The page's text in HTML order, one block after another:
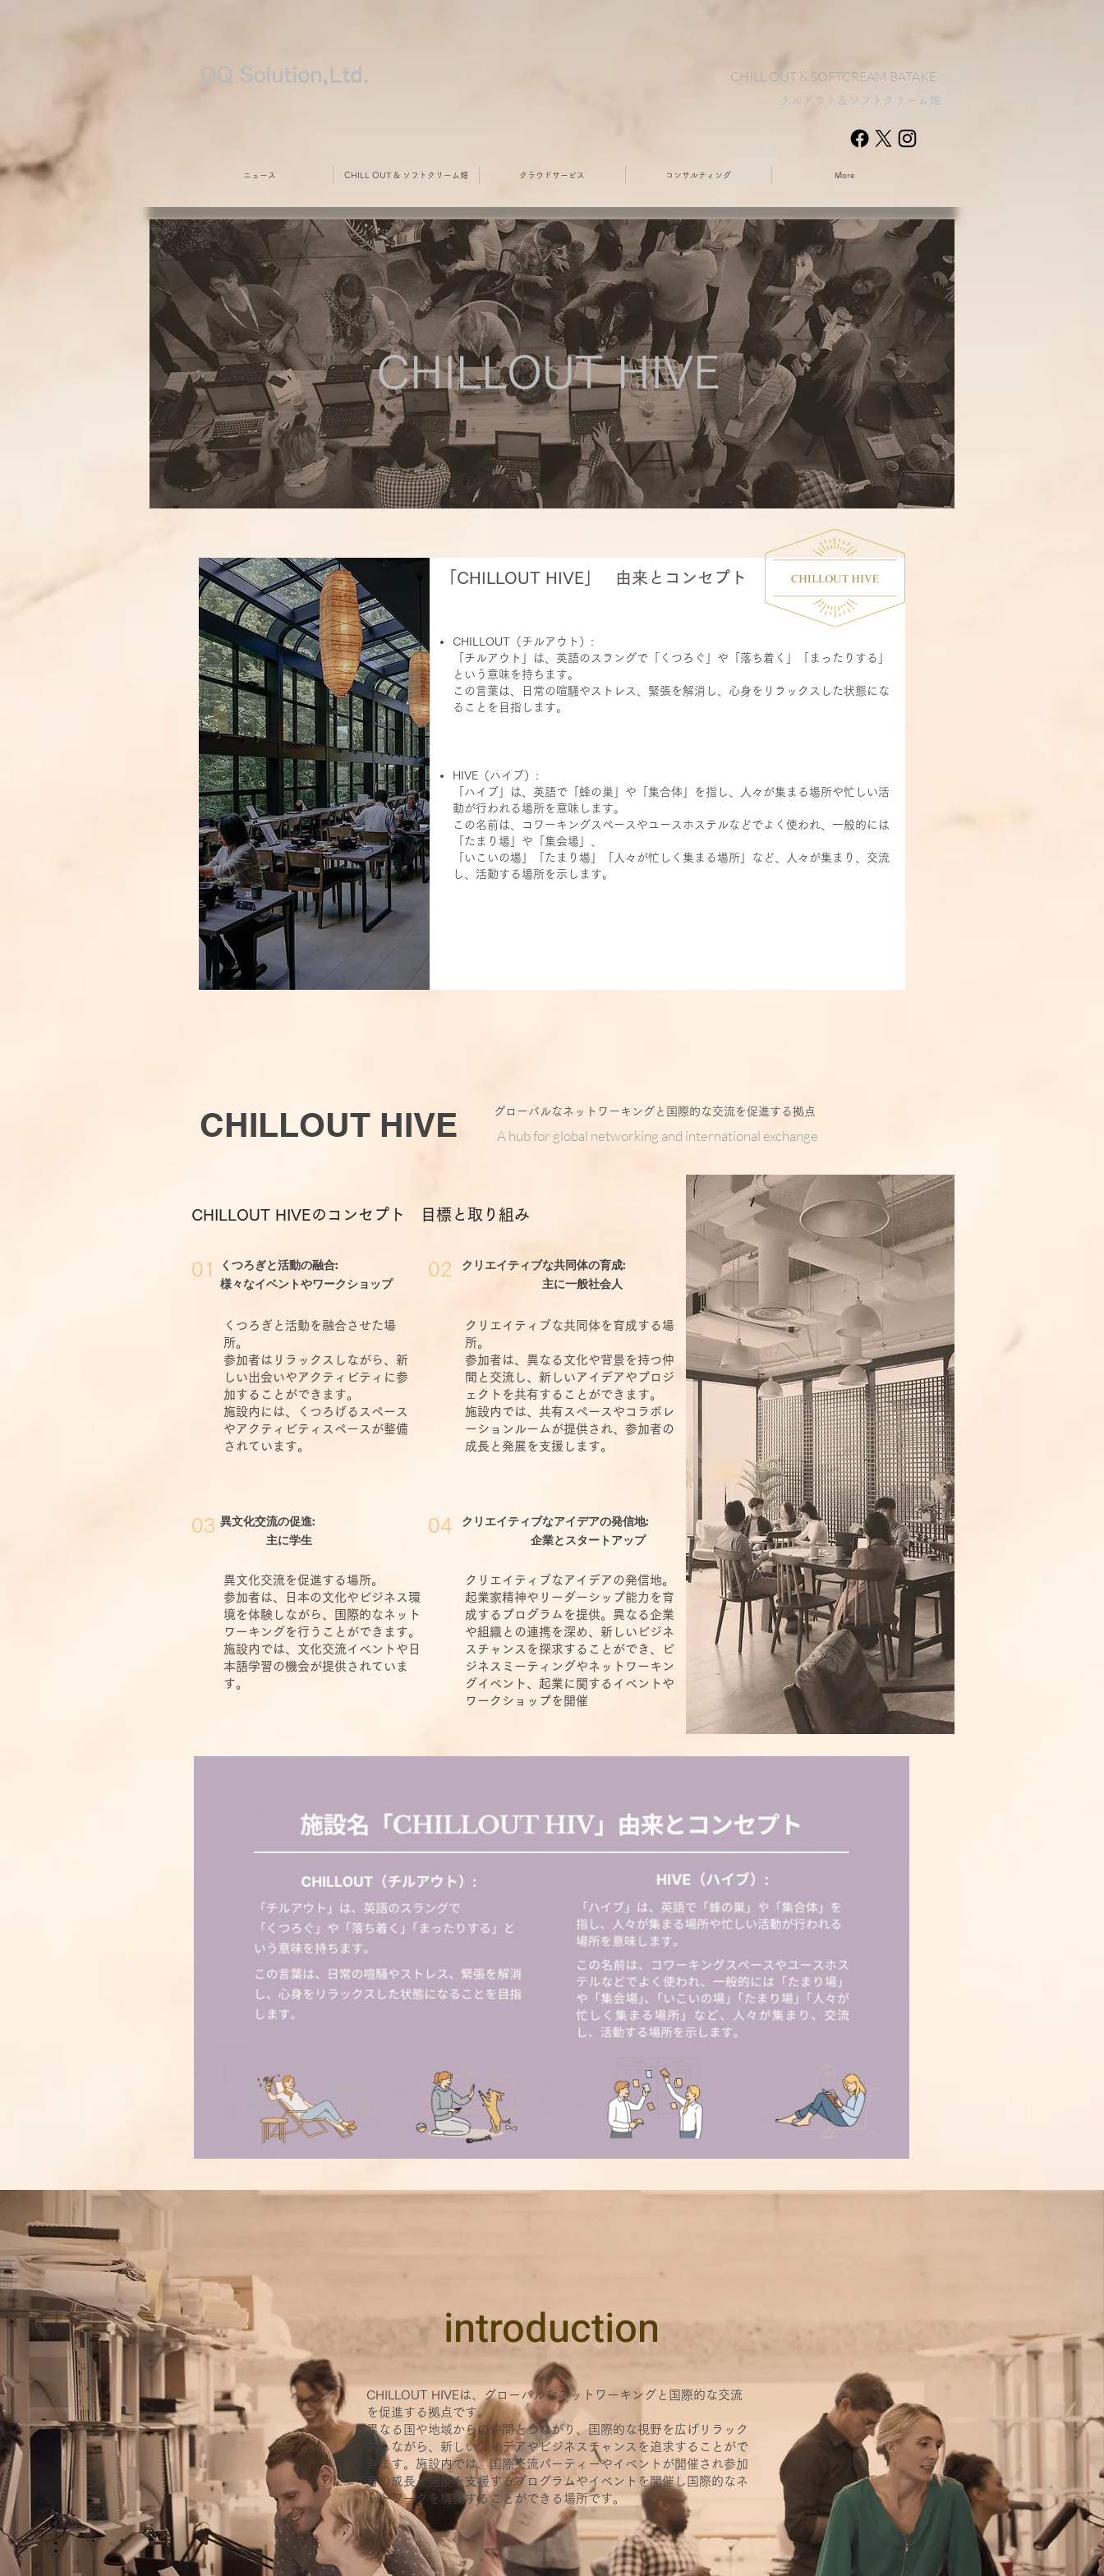
DQ Solution,Ltd. ​ CHILL OUT & SOFTCREAM BATAKE​​
チルアウト＆ソフトクリーム畑
ニュース CHILL OUT & ソフトクリーム畑 クラウドサービス コンサルティング More
​CHILLOUT HIVE
「CHILLOUT HIVE」 由来とコンセプト
CHILLOUT（チルアウト）:
「チルアウト」は、英語のスラングで「くつろぐ」や「落ち着く」「まったりする」
という意味を持ちます。
この言葉は、日常の喧騒やストレス、緊張を解消し、心身をリラックスした状態にな
ることを目指します。
HIVE（ハイブ）:
「ハイブ」は、英語で「蜂の巣」や「集合体」を指し、人々が集まる場所や忙しい活
動が行われる場所を意味します。
この名前は、コワーキングスペースやユースホステルなどでよく使われ、一般的には
「たまり場」や「集会場」、
「いこいの場」「たまり場」「人々が忙しく集まる場所」など、人々が集まり、交流
し、活動する場所を示します。
CHILLOUT HIVE グローバルなネットワーキングと国際的な交流を促進する拠点
A hub for global networking and international exchange
CHILLOUT HIVEのコンセプト 目標と取り組み
01
くつろぎと活動の融合:
様々なイベントやワークショップ
02
クリエイティブな共同体の育成:
主に一般社会人
くつろぎと活動を融合させた場
所。
参加者はリラックスしながら、新
しい出会いやアクティビティに参
加することができます。
施設内には、くつろげるスペース
やアクティビティスペースが整備
されています。
クリエイティブな共同体を育成する場
所。
参加者は、異なる文化や背景を持つ仲
間と交流し、新しいアイデアやプロジ
ェクトを共有することができます。
施設内では、共有スペースやコラボレ
ーションルームが提供され、参加者の
成長と発展を支援します。
03 異文化交流の促進:
主に学生
04
クリエイティブなアイデアの発信地:
企業とスタートアップ
異文化交流を促進する場所。
参加者は、日本の文化やビジネス環
境を体験しながら、国際的なネット
ワーキングを行うことができます。
施設内では、文化交流イベントや日
本語学習の機会が提供されていま
す。
クリエイティブなアイデアの発信地。
起業家精神やリーダーシップ能力を育
成するプログラムを提供。異なる企業
や組織との連携を深め、新しいビジネ
スチャンスを探求することができ、ビ
ジネスミーティングやネットワーキン
グイベント、起業に関するイベントや
ワークショップを開催
introduction
CHILLOUT HIVEは、グローバルなネットワーキングと国際的な交流
を促進する拠点です。
異なる国や地域からの仲間とつながり、国際的な視野を広げリラック
スしながら、新しいアイデアやビジネスチャンスを追求することがで
きます。施設内では、国際交流パーティーやイベントが開催され参加
者の成長と発展を支援するプログラムやイベントを開催し国際的なネ
ットワークを構築することができる場所です。